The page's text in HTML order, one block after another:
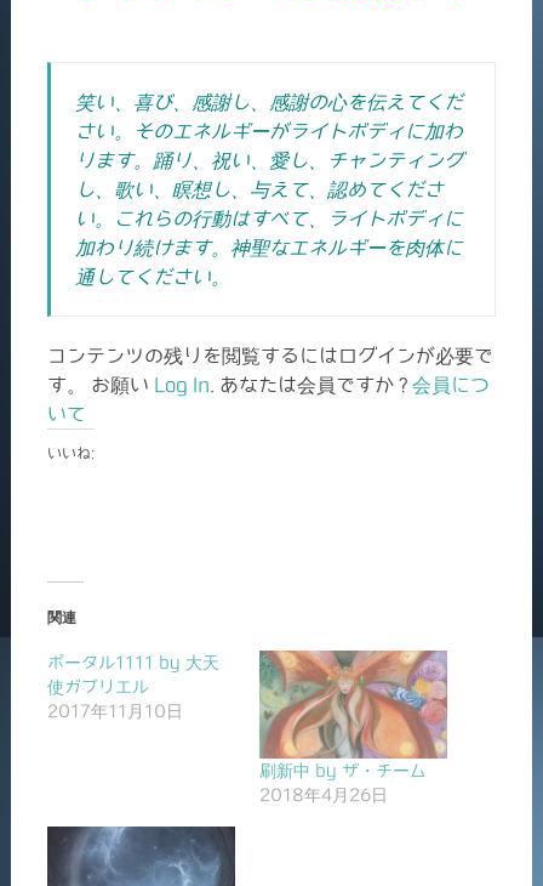
笑い、喜び、感謝し、感謝の心を伝えてくだ
さい。そのエネルギーがライトボディに加わ
ります。踊り、祝い、愛し、チャンティング
し、歌い、瞑想し、与えて、認めてくださ
い。これらの行動はすべて、ライトボディに
加わり続けます。神聖なエネルギーを肉体に
通してください。
コンテンツの残りを閲覧するにはログインが必要で
す。 お願い Log In . あなたは会員ですか ? 会員につ
いて
いいね:
関連
ポータル1111 by 大天
使ガブリエル
2017年11月10日
刷新中 by ザ・チーム
2018年4月26日